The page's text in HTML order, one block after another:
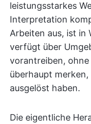
leistungsstarkes
Interpretation
Arbeiten aus, ist in
verfügt über
vorantreiben,
überhaupt merken,
ausgelöst haben.
Die eigentliche